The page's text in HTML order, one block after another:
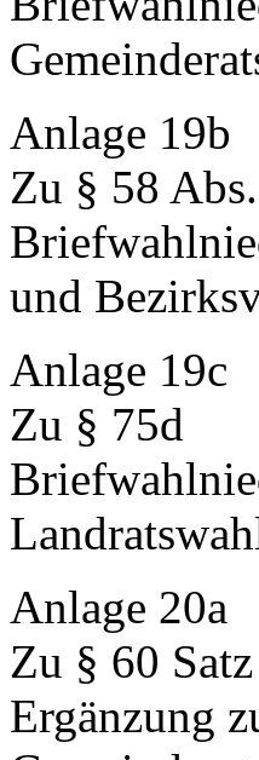
Anlage 19b
Zu § 58
und
Anlage 19c
Zu § 75d
Anlage 20a
Zu § 60
Ergänzung